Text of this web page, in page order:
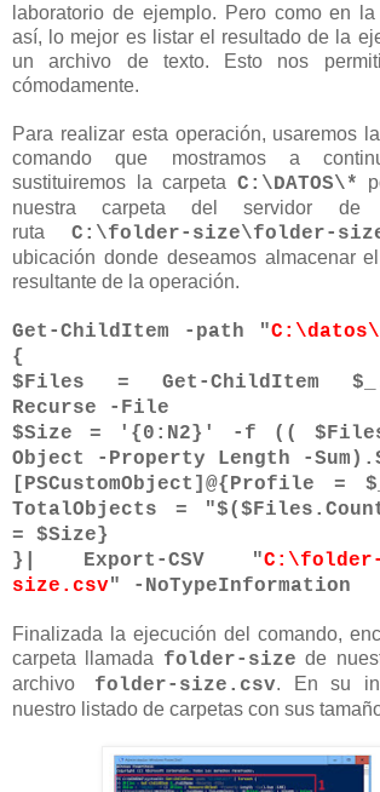
laboratorio de ejemplo. Pero como en
así, lo mejor es listar el resultado de la
un archivo de texto. Esto nos
cómodamente.
Para realizar esta operación, usaremos
comando que mostramos a
sustituiremos la carpeta C:\DATOS\*
nuestra carpeta del servidor
ruta C:\folder-size\folder-
ubicación donde deseamos almacenar
resultante de la operación.
Get-ChildItem -path "
{
$Files = Get-ChildItem
Recurse -File
$Size = '{0:N2}' -f (( $Files
Object -Property Length -
[PSCustomObject]@{Profile =
TotalObjects =
= $Size}
}| Export-CSV "
size.csv" -NoTypeInformation
Finalizada la ejecución del comando,
carpeta llamada folder-size de
archivo folder-size.csv. En su
nuestro listado de carpetas con sus